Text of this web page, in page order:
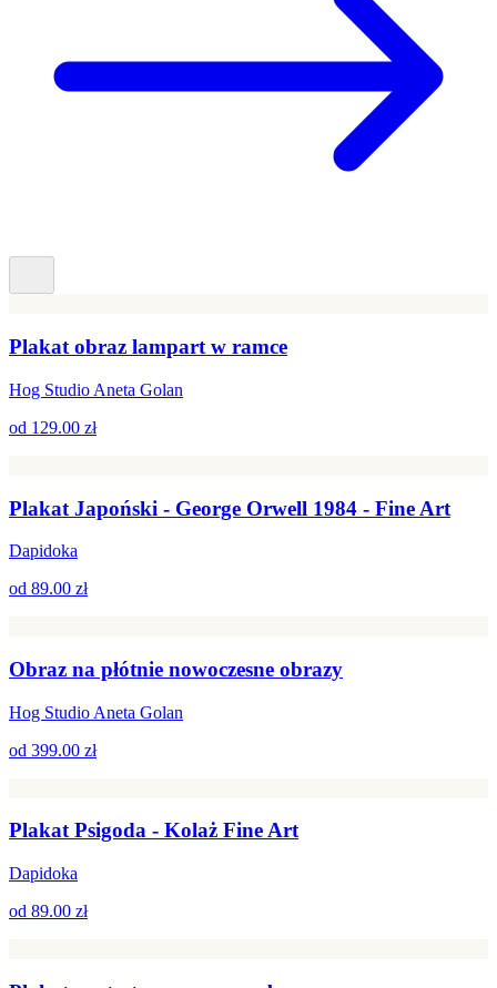
Plakat obraz lampart w ramce
Hog Studio Aneta Golan
od 129.00 zł
Plakat Japoński - George Orwell 1984 - Fine Art
Dapidoka
od 89.00 zł
Obraz na płótnie nowoczesne obrazy
Hog Studio Aneta Golan
od 399.00 zł
Plakat Psigoda - Kolaż Fine Art
Dapidoka
od 89.00 zł